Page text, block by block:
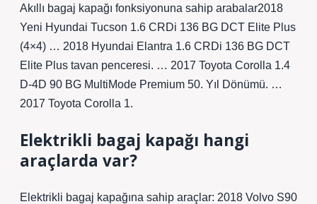
Akıllı bagaj kapağı fonksiyonuna sahip arabalar2018
Yeni Hyundai Tucson 1.6 CRDi 136 BG DCT Elite Plus
(4×4) … 2018 Hyundai Elantra 1.6 CRDi 136 BG DCT
Elite Plus tavan penceresi. … 2017 Toyota Corolla 1.4
D-4D 90 BG MultiMode Premium 50. Yıl Dönümü. …
2017 Toyota Corolla 1.
Elektrikli bagaj kapağı hangi
araçlarda var?
Elektrikli bagaj kapağına sahip araçlar: 2018 Volvo S90